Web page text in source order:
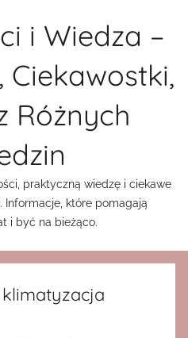
i Wiedza –
Ciekawostki,
Różnych
praktyczną wiedzę i ciekawe
Informacje, które pomagają
i być na bieżąco.